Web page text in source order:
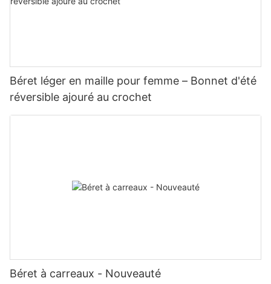
Béret léger en maille pour femme – Bonnet d'été
réversible ajouré au crochet
Béret à carreaux - Nouveauté